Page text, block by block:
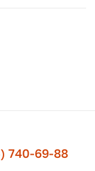
740-69-88